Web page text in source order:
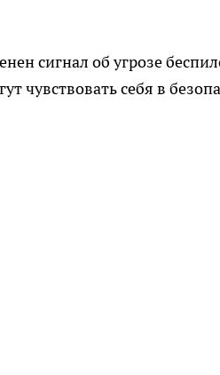
сигнал об угрозе
чувствовать себя в